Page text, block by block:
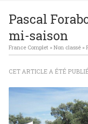
indoor reviennent le
Pascal
mi-saison
France Complet» Non classé»
CET ARTICLE A ÉTÉ